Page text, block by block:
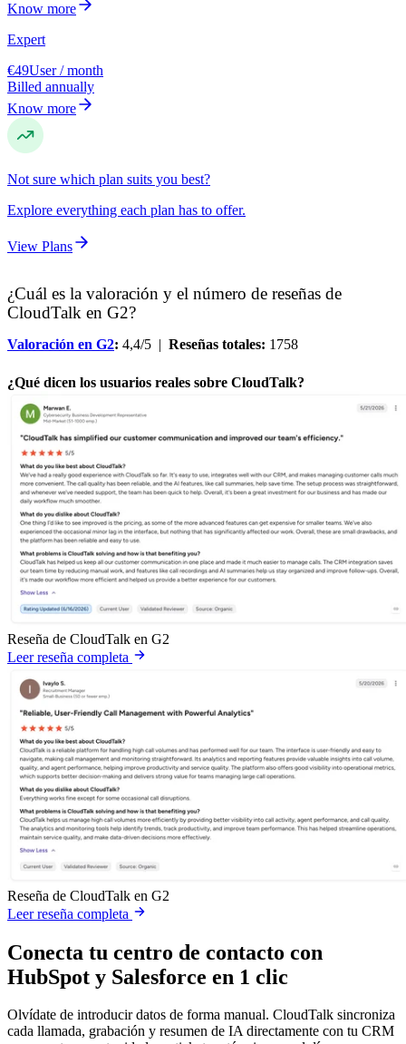
Know more
Expert
€49User / month
Billed annually
Know more
Not sure which plan suits you best?
Explore everything each plan has to offer.
View Plans
¿Cuál es la valoración y el número de reseñas de
CloudTalk en G2?
Valoración en G2: 4,4/5 | Reseñas totales: 1758
¿Qué dicen los usuarios reales sobre CloudTalk?
Reseña de CloudTalk en G2
Leer reseña completa
Reseña de CloudTalk en G2
Leer reseña completa
Conecta tu centro de contacto con
HubSpot y Salesforce en 1 clic
Olvídate de introducir datos de forma manual. CloudTalk sincroniza
cada llamada, grabación y resumen de IA directamente con tu CRM